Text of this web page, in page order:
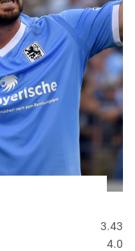
3.43
4.0